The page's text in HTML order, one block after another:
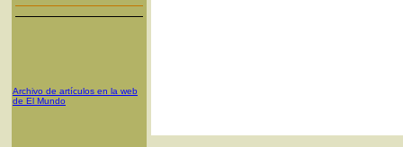
Archivo de artículos en la web
de El Mundo